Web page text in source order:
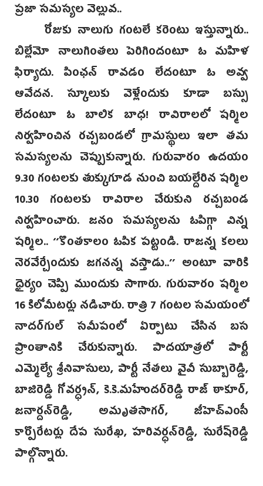
ప్రజా సమస్యల వెల్లువ..
రోజుకు నాలుగు గంటలే కరెంటు ఇస్తున్నారు..
బిల్లేమో నాలుగింతలు పెరిగిందంటూ ఓ మహిళ
ఫిర్యాదు. పింఛన్ రావడం లేదంటూ ఓ అవ్వ
ఆవేదన. స్కూలుకు వెళ్లేందుకు కూడా బస్సు
లేదంటూ ఓ బాలిక బాధ! రావిరాలలో షర్మిల
నిర్వహించిన రచ్చబండలో గ్రామస్థులు ఇలా తమ
సమస్యలను చెప్పుకున్నారు. గురువారం ఉదయం
9.30 గంటలకు తుక్కుగూడ నుంచి బయల్దేరిన షర్మిల
10.30 గంటలకు రావిరాల చేరుకుని రచ్చబండ
నిర్వహించారు. జనం సమస్యలను ఓపిగ్గా విన్న
షర్మిల.. ‘‘కొంతకాలం ఓపిక పట్టండి. రాజన్న కలలు
నెరవేర్చేందుకు జగనన్న వస్తాడు..’’ అంటూ వారికి
ధైర్యం చెప్పి ముందుకు సాగారు. గురువారం షర్మిల
16 కిలోమీటర్లు నడిచారు. రాత్రి 7 గంటల సమయంలో
నాదర్‌గుల్ సమీపంలో ఏర్పాటు చేసిన బస
ప్రాంతానికి చేరుకున్నారు. పాదయాత్రలో పార్టీ
ఎమ్మెల్యే శ్రీనివాసులు, పార్టీ నేతలు వైవీ సుబ్బారెడ్డి,
బాజిరెడ్డి గోవర్ధ్దన్, కె.కె.మహేందర్‌రెడ్డి రాజ్ ఠాకూర్,
జనార్దన్‌రెడ్డి, అమృతసాగర్, జీహెచ్‌ఎంసీ
కార్పొరేటర్లు దేప సురేఖ, హరివర్ధన్‌రెడ్డి, సురేష్‌రెడ్డి
పాల్గొన్నారు.